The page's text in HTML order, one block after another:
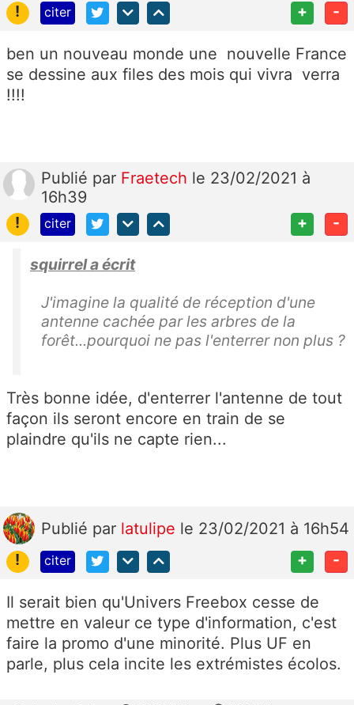
!
citer + -
ben un nouveau monde une nouvelle France
se dessine aux files des mois qui vivra verra
!!!!
Publié par Fraetech le 23/02/2021 à
16h39
!
citer + -
squirrel a écrit
J'imagine la qualité de réception d'une
antenne cachée par les arbres de la
forêt...pourquoi ne pas l'enterrer non plus ?
Très bonne idée, d'enterrer l'antenne de tout
façon ils seront encore en train de se
plaindre qu'ils ne capte rien...
Publié par latulipe le 23/02/2021 à 16h54
!
citer + -
Il serait bien qu'Univers Freebox cesse de
mettre en valeur ce type d'information, c'est
faire la promo d'une minorité. Plus UF en
parle, plus cela incite les extrémistes écolos.